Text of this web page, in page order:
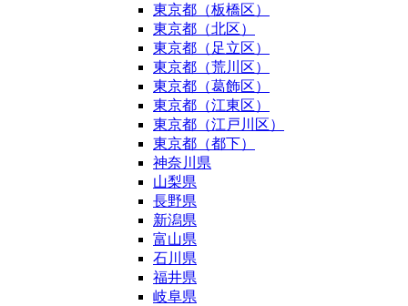
東京都（板橋区）
東京都（北区）
東京都（足立区）
東京都（荒川区）
東京都（葛飾区）
東京都（江東区）
東京都（江戸川区）
東京都（都下）
神奈川県
山梨県
長野県
新潟県
富山県
石川県
福井県
岐阜県